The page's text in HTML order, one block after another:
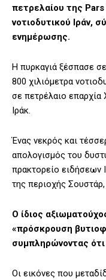
πετρελαίου της
νοτιοδυτικού Ιράν,
ενημέρωσης.
Η πυρκαγιά ξέσπασε
800 χιλιόμετρα
σε πετρέλαιο επαρχία
Ιράκ.
Ένας νεκρός και
απολογισμός του
πρακτορείο ειδήσεων
της περιοχής
Ο ίδιος
«πρόσκρουση
συμπληρώνοντας ότι
Οι εικόνες που